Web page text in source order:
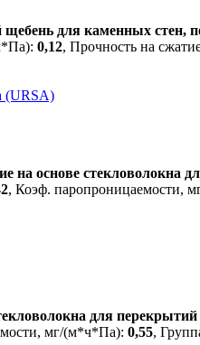
щебень для каменных стен,
0,12, Прочность на
(URSA)
на основе стекловолокна
, Коэф. паропроницаемости,
для
мг/(м*ч*Па): 0,55,